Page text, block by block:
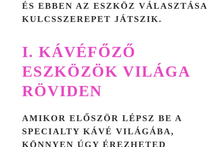
ÉS EBBEN AZ ESZKÖZ VÁLASZTÁSA
KULCSSZEREPET JÁTSZIK.
I. KÁVÉFŐZŐ
ESZKÖZÖK VILÁGA
RÖVIDEN
AMIKOR ELŐSZÖR LÉPSZ BE A
SPECIALTY KÁVÉ VILÁGÁBA,
KÖNNYEN ÚGY ÉREZHETED